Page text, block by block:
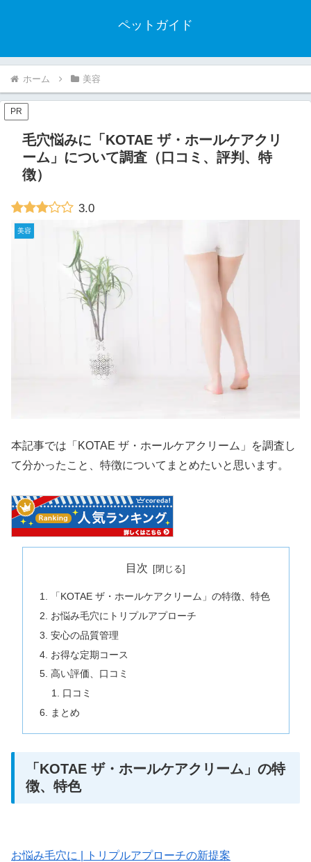
ペットガイド
ホーム 美容
PR
毛穴悩みに「KOTAE ザ・ホールケアクリ
ーム」について調査（口コミ、評判、特
徴）
3.0
美容
本記事では「KOTAE ザ・ホールケアクリーム」を調査し
て分かったこと、特徴についてまとめたいと思います。
目次
「KOTAE ザ・ホールケアクリーム」の特徴、特色
お悩み毛穴にトリプルアプローチ
安心の品質管理
お得な定期コース
高い評価、口コミ
口コミ
まとめ
「KOTAE ザ・ホールケアクリーム」の特
徴、特色
お悩み毛穴に | トリプルアプローチの新提案